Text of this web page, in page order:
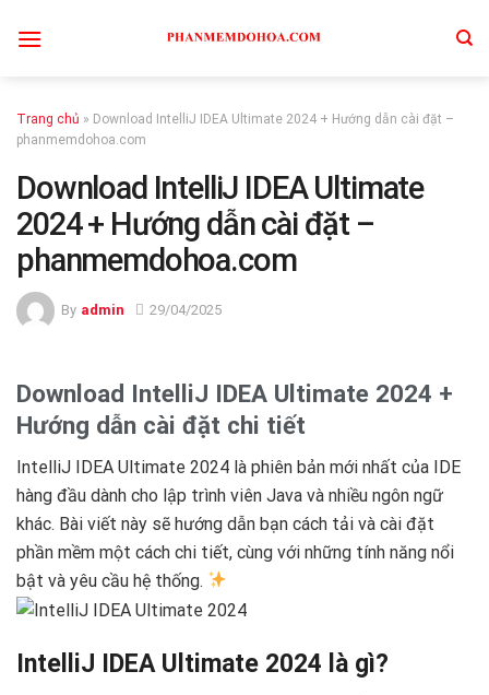
Trang chủ » Download IntelliJ IDEA Ultimate 2024 + Hướng dẫn cài đặt –
phanmemdohoa.com
Download IntelliJ IDEA Ultimate
2024 + Hướng dẫn cài đặt –
phanmemdohoa.com
By admin 29/04/2025
Download IntelliJ IDEA Ultimate 2024 +
Hướng dẫn cài đặt chi tiết
IntelliJ IDEA Ultimate 2024 là phiên bản mới nhất của IDE
hàng đầu dành cho lập trình viên Java và nhiều ngôn ngữ
khác. Bài viết này sẽ hướng dẫn bạn cách tải và cài đặt
phần mềm một cách chi tiết, cùng với những tính năng nổi
bật và yêu cầu hệ thống.
IntelliJ IDEA Ultimate 2024 là gì?